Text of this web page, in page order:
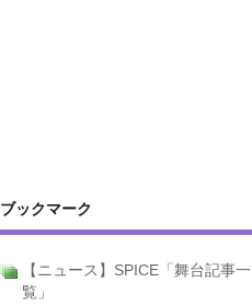
ブックマーク
【ニュース】SPICE「舞台記事一
覧」